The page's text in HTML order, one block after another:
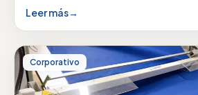
Leer más→
Corporativo